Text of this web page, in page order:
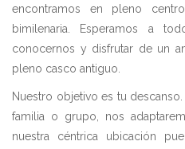
encontramos en pleno
bimilenaria. Esperamos a
conocernos y disfrutar de un
pleno casco antiguo.
Nuestro objetivo es tu
familia o grupo, nos
nuestra céntrica ubicación